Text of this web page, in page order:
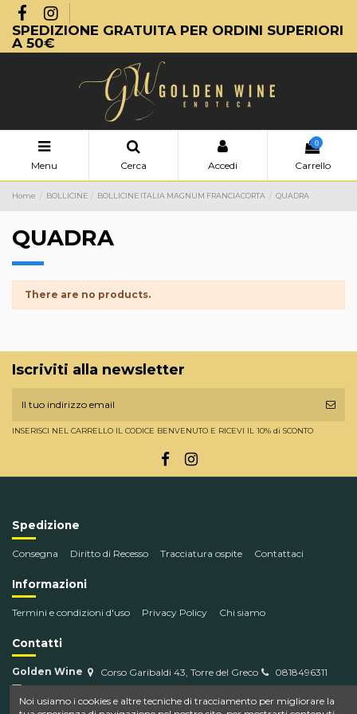
SPEDIZIONE GRATUITA PER ORDINI SUPERIORI
A 50€
Menu Cerca Accedi
0
Carrello
Home BOLLICINE BOLLICINE ITALIA MAGNUM FRANCIACORTA QUADRA
QUADRA
There are no products.
Iscriviti alla newsletter
INSERISCI NEL CARRELLO IL CODICE BENVENUTO E RICEVI IL 10% di SCONTO
Spedizione
Consegna Diritto di Recesso Tracciatura ospite Contattaci
Informazioni
Termini e condizioni d'uso Privacy Policy Chi siamo
Contatti
Golden Wine Corso Garibaldi 43, Torre del Greco
0818496311
info@goldenwine.com
Noi usiamo i cookies e altre tecniche di tracciamento per migliorare la